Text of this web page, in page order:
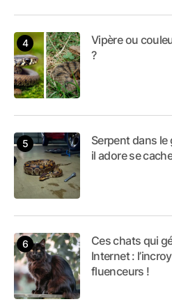
Vipère ou
?
Serpent dans le
il adore se
Ces chats qui
Internet :
fluenceurs !